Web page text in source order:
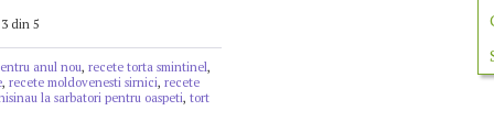
din 5
anul nou, recete torta smintinel,
, recete moldovenesti sirnici, recete
la sarbatori pentru oaspeti, tort